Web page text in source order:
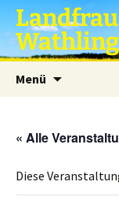
Zum
Inhalt
springen
Menü
« Alle
Diese